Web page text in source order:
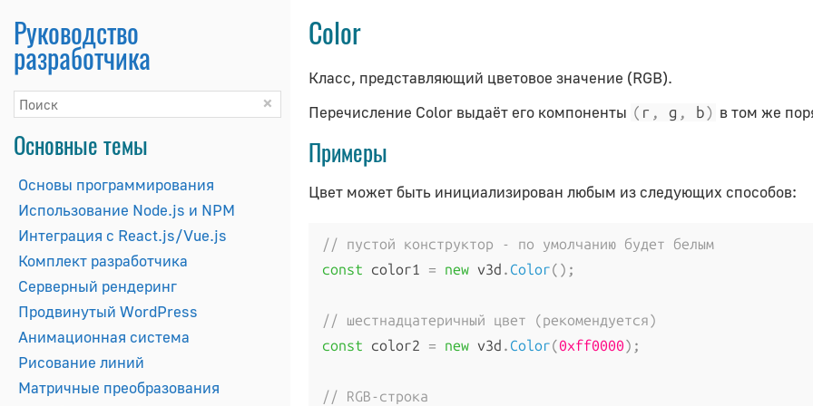
Руководство
разработчика
×
Основные темы
Основы программирования
Использование Node.js и NPM
Интеграция с React.js/Vue.js
Комплект разработчика
Серверный рендеринг
Продвинутый WordPress
Анимационная система
Рисование линий
Матричные преобразования
Color
Класс, представляющий цветовое значение (RGB).
Перечисление Color выдаёт его компоненты ( r , g , b) в том же
Примеры
Цвет может быть инициализирован любым из следующих способов:
// пустой конструктор - по умолчанию будет белым
const color1 = new v3d . Color();
// шестнадцатеричный цвет (рекомендуется)
const color2 = new v3d . Color(0xff0000);
// RGB-строка